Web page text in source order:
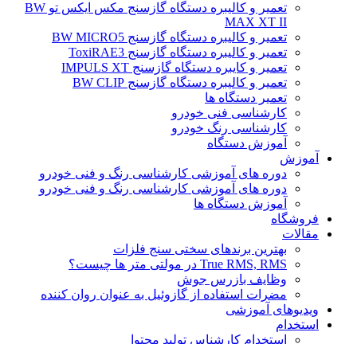
تعمیر و کالیبره دستگاه گازسنج مکس ایکس تو BW
MAX XT II
تعمیر و کالیبره دستگاه گازسنج BW MICRO5
تعمیر و کالیبره دستگاه گازسنج ToxiRAE3
تعمیر و کایبره دستگاه گازسنج IMPULS XT
تعمیر و کالیبره دستگاه گازسنج BW CLIP
تعمیر دستگاه ها
کارشناسی فنی خودرو
کارشناسی رنگ خودرو
آموزش دستگاه
آموزش
دوره های آموزشی کارشناسی رنگ و فنی خودرو
دوره های آموزشی کارشناسی رنگ و فنی خودرو
آموزش دستگاه ها
فروشگاه
مقالات
بهترین برندهای سختی سنج فلزات
True RMS, RMS در مولتی متر ها چیست؟
وظایف بازرس جوش
مضرات استفاده از گازوئیل به عنوان روان کننده
ویدیوهای آموزشی
استخدام
استخدام کارشناس تولید محتوا